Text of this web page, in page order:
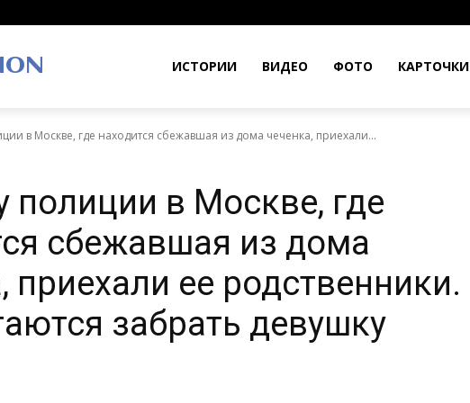
ИСТОРИИ ВИДЕО ФОТО КАРТОЧКИ
в Москве, где находится сбежавшая из дома чеченка, приехали...
полиции в Москве, где
сбежавшая из дома
приехали ее родственники.
забрать девушку